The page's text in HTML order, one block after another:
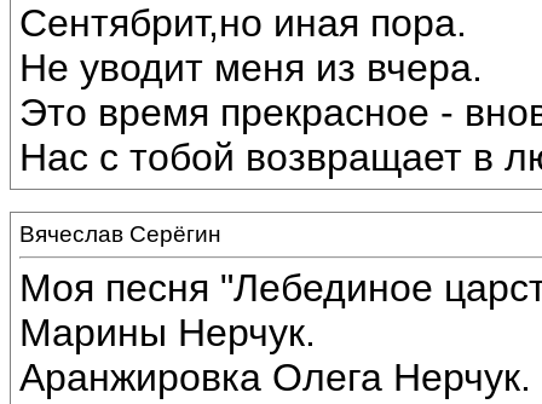
Сентябрит,но иная пора.
Не уводит меня из вчера.
Это время прекрасное -
Нас с тобой возвращает в
Вячеслав Серёгин
Моя песня "Лебединое
Марины Нерчук.
Аранжировка Олега